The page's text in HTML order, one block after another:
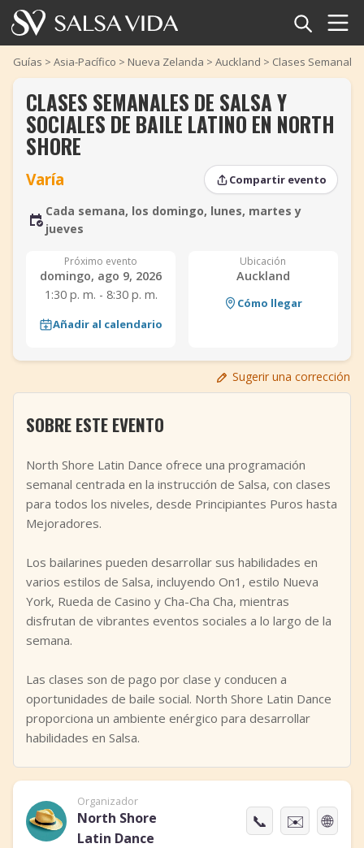
Inicio
Eventos
Noticias
Artículos
Videos
Tienda
Guías > Asia-Pacífico > Nueva Zelanda > Auckland > Clases
‹
›
CLASES SEMANALES DE SALSA Y
SOCIALES DE BAILE LATINO EN NORTH
SHORE
Varía Compartir evento
Cada semana, los domingo, lunes, martes y
jueves
Próximo evento
domingo, ago 9, 2026
1:30 p. m. - 8:30 p. m.
Añadir al calendario
Ubicación
Auckland
Cómo llegar
Sugerir una corrección
SOBRE ESTE EVENTO
North Shore Latin Dance ofrece una programación
semanal centrada en la instrucción de Salsa, con clases
para todos los niveles, desde Principiantes Puros hasta
Mejoradores.
Los bailarines pueden desarrollar sus habilidades en
varios estilos de Salsa, incluyendo On1, estilo Nueva
York, Rueda de Casino y Cha-Cha Cha, mientras
disfrutan de vibrantes eventos sociales a lo largo de la
semana.
Las clases son de pago por clase y conducen a
oportunidades de baile social. North Shore Latin Dance
proporciona un ambiente enérgico para desarrollar
habilidades en Salsa.
Organizador
North Shore
Latin Dance
📞 ✉️ 🌐